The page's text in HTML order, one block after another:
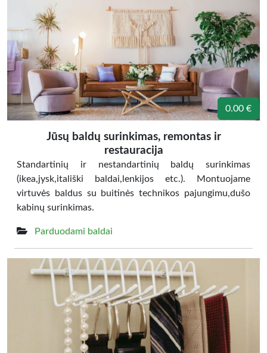
0.00 €
Jūsų baldų surinkimas, remontas ir
restauracija
Standartinių ir nestandartinių baldų surinkimas
(ikea,jysk,itališki baldai,lenkijos etc.). Montuojame
virtuvės baldus su buitinės technikos pajungimu,dušo
kabinų surinkimas.
Parduodami baldai